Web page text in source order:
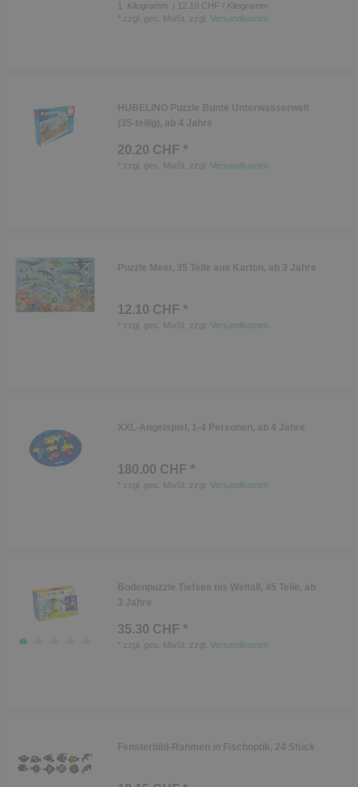
1 Kilogramm
| 12.10 CHF / Kilogramm
zzgl. ges. MwSt. zzgl. Versandkosten
HUBELINO Puzzle Bunte Unterwasserwelt
(35-teilig), ab 4 Jahre
20.20 CHF *
zzgl. ges. MwSt. zzgl. Versandkosten
Puzzle Meer, 35 Teile aus Karton, ab 3 Jahre
12.10 CHF *
zzgl. ges. MwSt. zzgl. Versandkosten
XXL-Angelspiel, 1-4 Personen, ab 4 Jahre
180.00 CHF *
zzgl. ges. MwSt. zzgl. Versandkosten
Bodenpuzzle Tiefsee bis Weltall, 45 Teile, ab
3 Jahre
35.30 CHF *
zzgl. ges. MwSt. zzgl. Versandkosten
Fensterbild-Rahmen in Fischoptik, 24 Stück